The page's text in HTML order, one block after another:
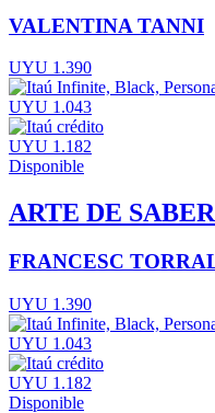
VALENTINA TANNI
UYU 1.390
UYU 1.043
UYU 1.182
Disponible
ARTE DE
FRANCESC
UYU 1.390
UYU 1.043
UYU 1.182
Disponible